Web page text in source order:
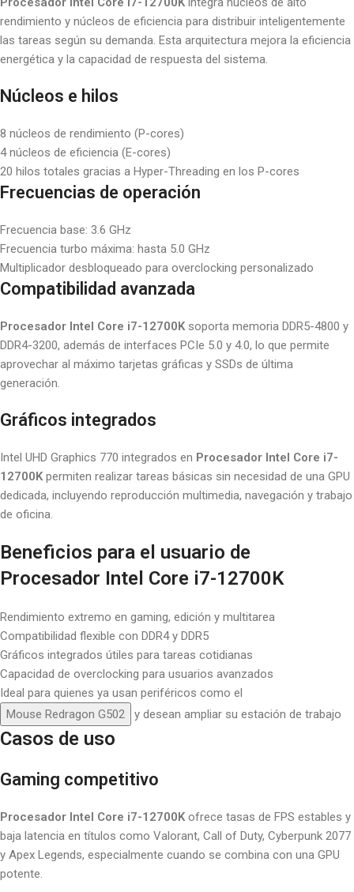
rendimiento y núcleos de eficiencia para distribuir inteligentemente
las tareas según su demanda. Esta arquitectura mejora la eficiencia
energética y la capacidad de respuesta del sistema.
Núcleos e hilos
8 núcleos de rendimiento (P-cores)
4 núcleos de eficiencia (E-cores)
20 hilos totales gracias a Hyper-Threading en los P-cores
Frecuencias de operación
Frecuencia base: 3.6 GHz
Frecuencia turbo máxima: hasta 5.0 GHz
Multiplicador desbloqueado para overclocking personalizado
Compatibilidad avanzada
Procesador Intel Core i7-12700Ksoporta memoria DDR5-4800 y
DDR4-3200, además de interfaces PCIe 5.0 y 4.0, lo que permite
aprovechar al máximo tarjetas gráficas y SSDs de última
generación.
Gráficos integrados
Intel UHD Graphics 770 integrados en Procesador Intel Core i7-
12700Kpermiten realizar tareas básicas sin necesidad de una GPU
dedicada, incluyendo reproducción multimedia, navegación y trabajo
de oficina.
Beneficios para el usuario de
Procesador Intel Core i7-12700K
Rendimiento extremo en gaming, edición y multitarea
Compatibilidad flexible con DDR4 y DDR5
Gráficos integrados útiles para tareas cotidianas
Capacidad de overclocking para usuarios avanzados
Ideal para quienes ya usan periféricos como el
Mouse Redragon G502
y desean ampliar su estación de trabajo
Casos de uso
Gaming competitivo
Procesador Intel Core i7-12700Kofrece tasas de FPS estables y
baja latencia en títulos como Valorant, Call of Duty, Cyberpunk 2077
y Apex Legends, especialmente cuando se combina con una GPU
potente.